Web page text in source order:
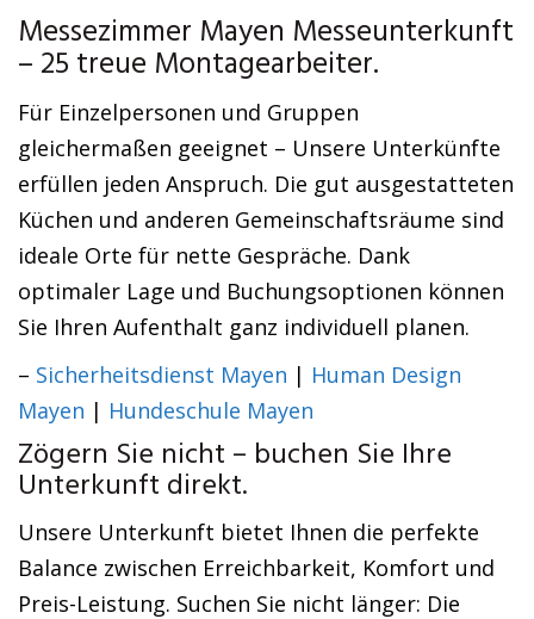
Messezimmer Mayen Messeunterkunft
– 25 treue Montagearbeiter.
Für Einzelpersonen und Gruppen
gleichermaßen geeignet – Unsere Unterkünfte
erfüllen jeden Anspruch. Die gut ausgestatteten
Küchen und anderen Gemeinschaftsräume sind
ideale Orte für nette Gespräche. Dank
optimaler Lage und Buchungsoptionen können
Sie Ihren Aufenthalt ganz individuell planen.
– Sicherheitsdienst Mayen | Human Design
Mayen | Hundeschule Mayen
Zögern Sie nicht – buchen Sie Ihre
Unterkunft direkt.
Unsere Unterkunft bietet Ihnen die perfekte
Balance zwischen Erreichbarkeit, Komfort und
Preis-Leistung. Suchen Sie nicht länger: Die